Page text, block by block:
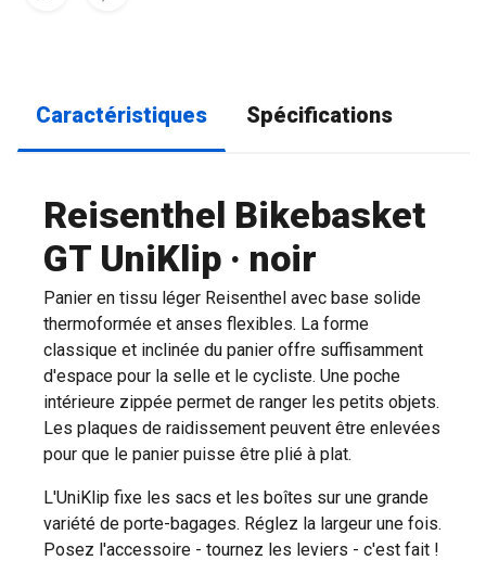
Caractéristiques Spécifications
Reisenthel Bikebasket
GT UniKlip · noir
Panier en tissu léger Reisenthel avec base solide
thermoformée et anses flexibles. La forme
classique et inclinée du panier offre suffisamment
d'espace pour la selle et le cycliste. Une poche
intérieure zippée permet de ranger les petits objets.
Les plaques de raidissement peuvent être enlevées
pour que le panier puisse être plié à plat.
L'UniKlip fixe les sacs et les boîtes sur une grande
variété de porte-bagages. Réglez la largeur une fois.
Posez l'accessoire - tournez les leviers - c'est fait !